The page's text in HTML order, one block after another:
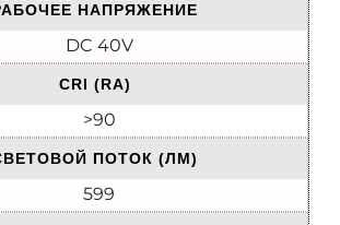
НАПРЯЖЕНИЕ
DC 40V
CRI (RA)
>90
ПОТОК (ЛМ)
599